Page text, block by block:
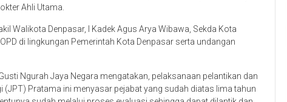
Ahli Utama.
Walikota Denpasar, I Kadek Agus Arya Wibawa, Sekda Kota
di lingkungan Pemerintah Kota Denpasar serta undangan
Ngurah Jaya Negara mengatakan, pelaksanaan pelantikan dan
Pratama ini menyasar pejabat yang sudah diatas lima tahun